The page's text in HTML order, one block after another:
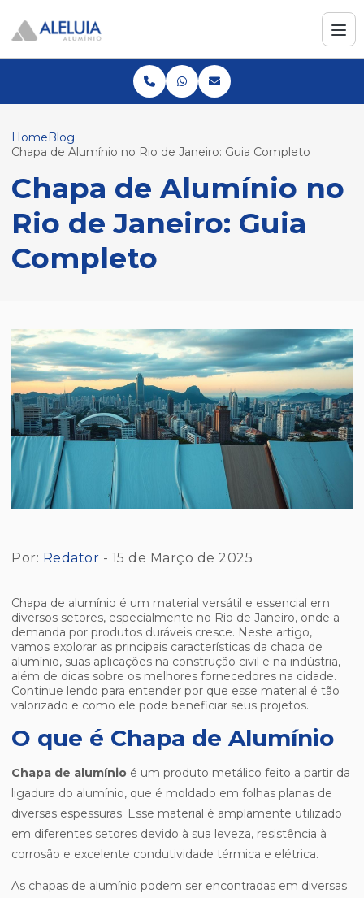
HomeBlog
Chapa de Alumínio no Rio de Janeiro: Guia Completo
Chapa de Alumínio no
Rio de Janeiro: Guia
Completo
Por: Redator - 15 de Março de 2025
Chapa de alumínio é um material versátil e essencial em
diversos setores, especialmente no Rio de Janeiro, onde a
demanda por produtos duráveis cresce. Neste artigo,
vamos explorar as principais características da chapa de
alumínio, suas aplicações na construção civil e na indústria,
além de dicas sobre os melhores fornecedores na cidade.
Continue lendo para entender por que esse material é tão
valorizado e como ele pode beneficiar seus projetos.
O que é Chapa de Alumínio
Chapa de alumínio é um produto metálico feito a partir da
ligadura do alumínio, que é moldado em folhas planas de
diversas espessuras. Esse material é amplamente utilizado
em diferentes setores devido à sua leveza, resistência à
corrosão e excelente condutividade térmica e elétrica.
As chapas de alumínio podem ser encontradas em diversas